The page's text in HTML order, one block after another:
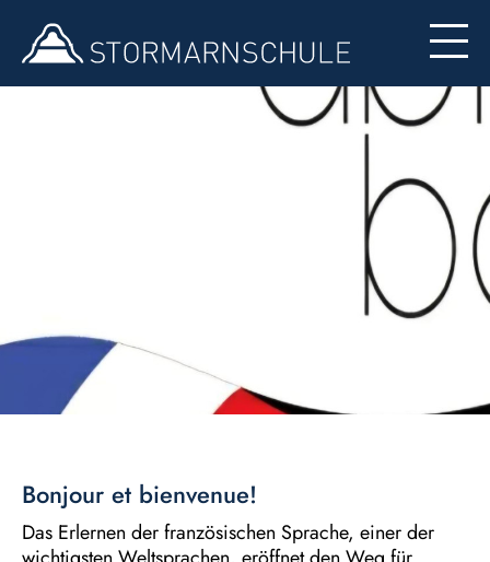
Formulare
Bonjour et bienvenue!
Das Erlernen der französischen Sprache, einer der